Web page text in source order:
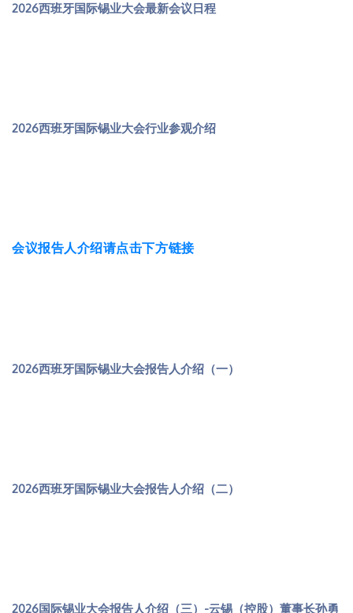
2026西班牙国际锡业大会最新会议日程
2026西班牙国际锡业大会行业参观介绍
会议报告人介绍请点击下方链接
2026西班牙国际锡业大会报告人介绍（一）
2026西班牙国际锡业大会报告人介绍（二）
2026国际锡业大会报告人介绍（三）-云锡（控股）董事长孙勇